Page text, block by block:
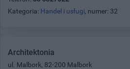
Kategoria: Handel i usługi, numer: 32
Architektonia
ul. Malbork, 82-200 Malbork